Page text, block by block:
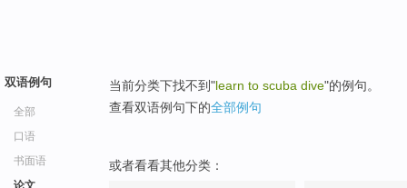
双语例句
全部
口语
书面语
论文
当前分类下找不到"learn to scuba dive"的例句。
查看双语例句下的全部例句
或者看看其他分类：